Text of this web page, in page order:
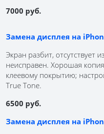
7000 руб.
Замена дисплея на
Экран разбит, отсутствует
неисправен. Хорошая
клеевому покрытию;
True Tone.
6500 руб.
Замена дисплея на